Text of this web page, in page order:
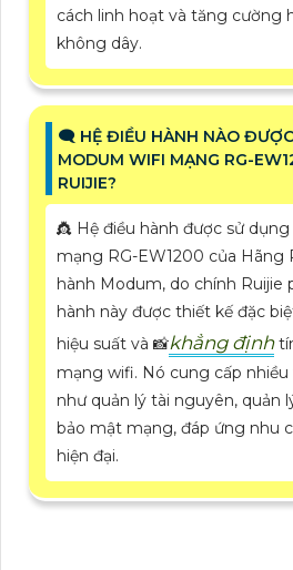
cách linh hoạt và tăng cường
không dây.
🗨️ HỆ ĐIỀU HÀNH NÀO
MODUM WIFI MẠNG RG-
RUIJIE?
👸 Hệ điều hành được sử
mạng RG-EW1200 của Hãng
hành Modum, do chính Ruijie
hành này được thiết kế đặc
hiệu suất và 📸khẳng định
mạng wifi. Nó cung cấp
như quản lý tài nguyên, quản
bảo mật mạng, đáp ứng nhu
hiện đại.